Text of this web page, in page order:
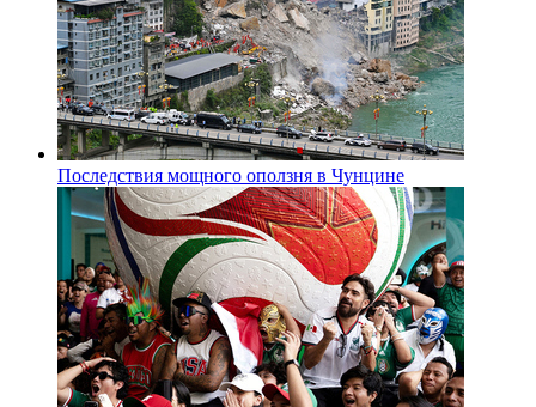
Последствия мощного оползня в Чунцине